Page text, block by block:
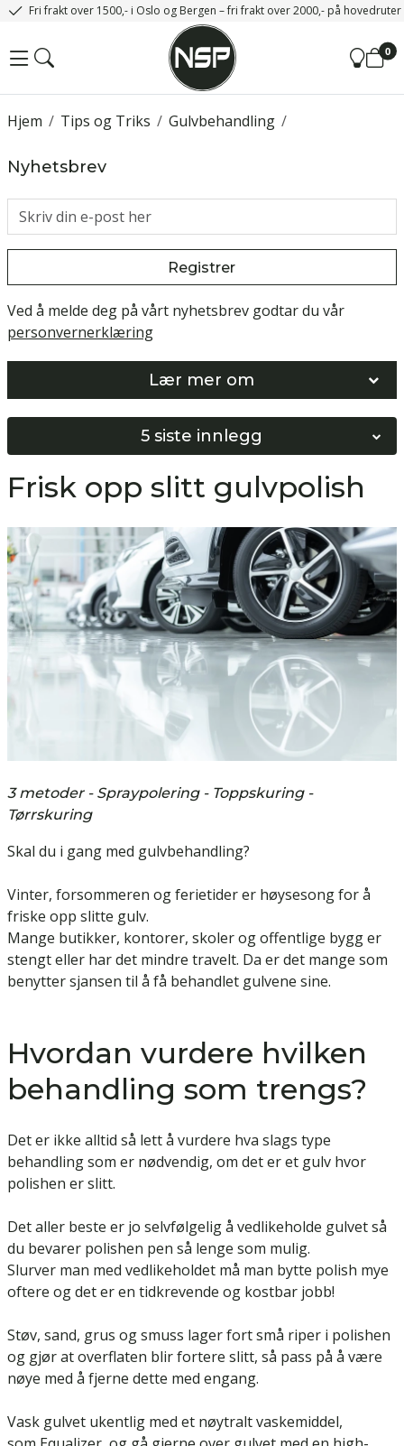
Fri frakt over 1500,- i Oslo og Bergen – fri frakt over 2000,- på
0
/
Hjem /
Tips og Triks /
Gulvbehandling
Nyhetsbrev
Registrer
Ved å melde deg på vårt nyhetsbrev godtar du vår
personvernerklæring
Lær mer om
5 siste innlegg
Norges Beste Vinduspusser 2026
Bygg ditt eget Softwash system!
Hvordan bunnskure gulv?
Hvordan nøytralisere gulv?
Frisk opp slitt gulvpolish
3 metoder - Spraypolering - Toppskuring -
Tørrskuring
Skal du i gang med gulvbehandling?
Vinter, forsommeren og ferietider er høysesong for å
friske opp slitte gulv.
Mange butikker, kontorer, skoler og offentlige bygg er
stengt eller har det mindre travelt. Da er det mange som
benytter sjansen til å få behandlet gulvene sine.
Hvordan vurdere hvilken
behandling som trengs?
Det er ikke alltid så lett å vurdere hva slags type
behandling som er nødvendig, om det er et gulv hvor
polishen er slitt.
Det aller beste er jo selvfølgelig å vedlikeholde gulvet så
du bevarer polishen pen så lenge som mulig.
Slurver man med vedlikeholdet må man bytte polish mye
oftere og det er en tidkrevende og kostbar jobb!
Støv, sand, grus og smuss lager fort små riper i polishen
og gjør at overflaten blir fortere slitt, så pass på å være
nøye med å fjerne dette med engang.
Vask gulvet ukentlig med et nøytralt vaskemiddel,